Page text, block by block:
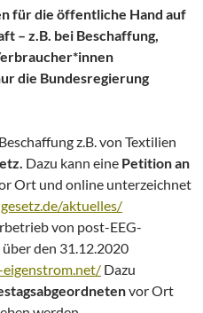
für die öffentliche Hand auf
– z.B. bei Beschaffung,
die Bundesregierung
z.B. von Textilien
Dazu kann eine Petition an
Ort und online unterzeichnet
aktuelles/
von post-EEG-
den 31.12.2020
Dazu
vor Ort